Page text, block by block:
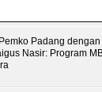
Padang dengan
Nasir: Program